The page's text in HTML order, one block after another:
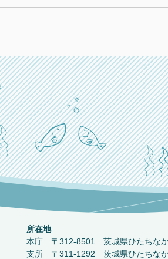
所在地
本庁 〒312-8501 茨城県ひたちなか
支所 〒311-1292 茨城県ひたちなか